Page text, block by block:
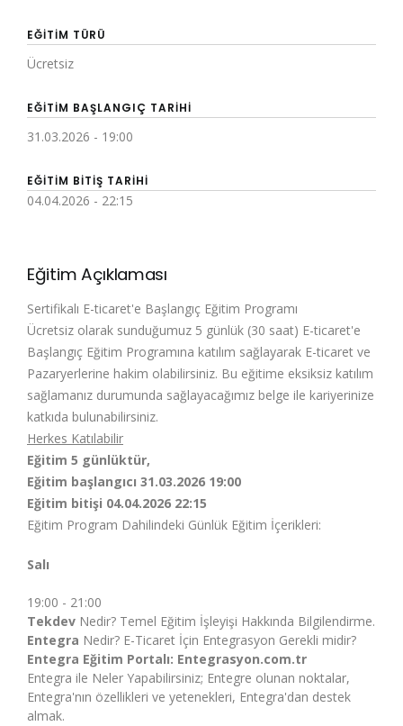
EĞITIM TÜRÜ
Ücretsiz
EĞITIM BAŞLANGIÇ TARIHI
31.03.2026 - 19:00
EĞITIM BITIŞ TARIHI
04.04.2026 - 22:15
Eğitim Açıklaması
Sertifikalı E-ticaret'e Başlangıç Eğitim Programı
Ücretsiz olarak sunduğumuz 5 günlük (30 saat) E-ticaret'e
Başlangıç Eğitim Programına katılım sağlayarak E-ticaret ve
Pazaryerlerine hakim olabilirsiniz. Bu eğitime eksiksiz katılım
sağlamanız durumunda sağlayacağımız belge ile kariyerinize
katkıda bulunabilirsiniz.
Herkes Katılabilir
Eğitim 5 günlüktür,
Eğitim başlangıcı 31.03.2026 19:00
Eğitim bitişi 04.04.2026 22:15
Eğitim Program Dahilindeki Günlük Eğitim İçerikleri:
Salı
19:00 - 21:00
Tekdev Nedir? Temel Eğitim İşleyişi Hakkında Bilgilendirme.
Entegra Nedir? E-Ticaret İçin Entegrasyon Gerekli midir?
Entegra Eğitim Portalı: Entegrasyon.com.tr
Entegra ile Neler Yapabilirsiniz; Entegre olunan noktalar,
Entegra'nın özellikleri ve yetenekleri, Entegra'dan destek
almak.